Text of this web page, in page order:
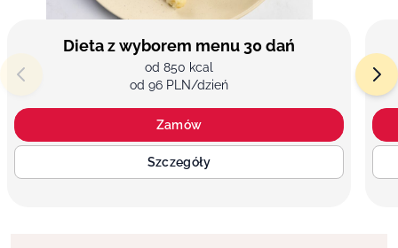
Dieta z wyborem menu 30 dań
od 850 kcal
od 96 PLN/dzień
Zamów
Szczegóły